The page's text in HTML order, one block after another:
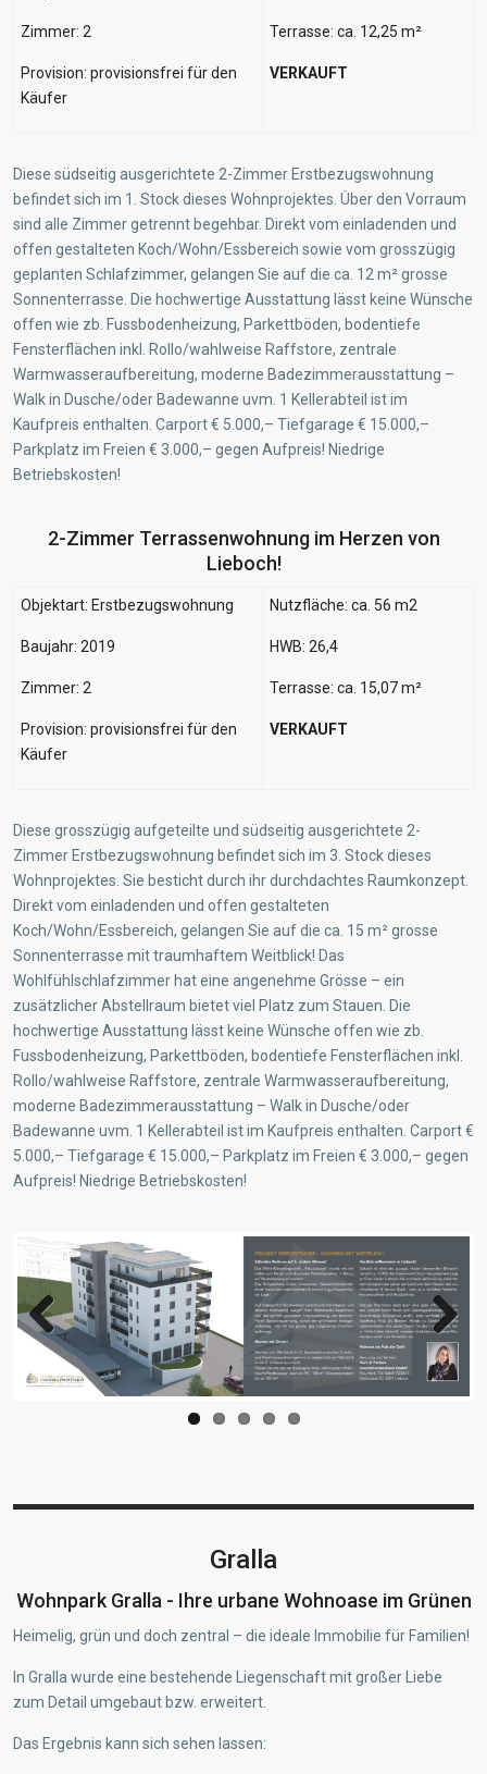
Zimmer: 2
Provision: provisionsfrei für den
Käufer
Terrasse: ca. 12,25 m²
VERKAUFT
Diese südseitig ausgerichtete 2-Zimmer Erstbezugswohnung
befindet sich im 1. Stock dieses Wohnprojektes. Über den Vorraum
sind alle Zimmer getrennt begehbar. Direkt vom einladenden und
offen gestalteten Koch/Wohn/Essbereich sowie vom grosszügig
geplanten Schlafzimmer, gelangen Sie auf die ca. 12 m² grosse
Sonnenterrasse. Die hochwertige Ausstattung lässt keine Wünsche
offen wie zb. Fussbodenheizung, Parkettböden, bodentiefe
Fensterflächen inkl. Rollo/wahlweise Raffstore, zentrale
Warmwasseraufbereitung, moderne Badezimmerausstattung –
Walk in Dusche/oder Badewanne uvm. 1 Kellerabteil ist im
Kaufpreis enthalten. Carport € 5.000,– Tiefgarage € 15.000,–
Parkplatz im Freien € 3.000,– gegen Aufpreis! Niedrige
Betriebskosten!
2-Zimmer Terrassenwohnung im Herzen von
Lieboch!
Objektart: Erstbezugswohnung
Baujahr: 2019
Zimmer: 2
Provision: provisionsfrei für den
Käufer
Nutzfläche: ca. 56 m2
HWB: 26,4
Terrasse: ca. 15,07 m²
VERKAUFT
Diese grosszügig aufgeteilte und südseitig ausgerichtete 2-
Zimmer Erstbezugswohnung befindet sich im 3. Stock dieses
Wohnprojektes. Sie besticht durch ihr durchdachtes Raumkonzept.
Direkt vom einladenden und offen gestalteten
Koch/Wohn/Essbereich, gelangen Sie auf die ca. 15 m² grosse
Sonnenterrasse mit traumhaftem Weitblick! Das
Wohlfühlschlafzimmer hat eine angenehme Grösse – ein
zusätzlicher Abstellraum bietet viel Platz zum Stauen. Die
hochwertige Ausstattung lässt keine Wünsche offen wie zb.
Fussbodenheizung, Parkettböden, bodentiefe Fensterflächen inkl.
Rollo/wahlweise Raffstore, zentrale Warmwasseraufbereitung,
moderne Badezimmerausstattung – Walk in Dusche/oder
Badewanne uvm. 1 Kellerabteil ist im Kaufpreis enthalten. Carport €
5.000,– Tiefgarage € 15.000,– Parkplatz im Freien € 3.000,– gegen
Aufpreis! Niedrige Betriebskosten!
Previous Next
Gralla
Wohnpark Gralla - Ihre urbane Wohnoase im Grünen
Heimelig, grün und doch zentral – die ideale Immobilie für Familien!
In Gralla wurde eine bestehende Liegenschaft mit großer Liebe
zum Detail umgebaut bzw. erweitert.
Das Ergebnis kann sich sehen lassen: